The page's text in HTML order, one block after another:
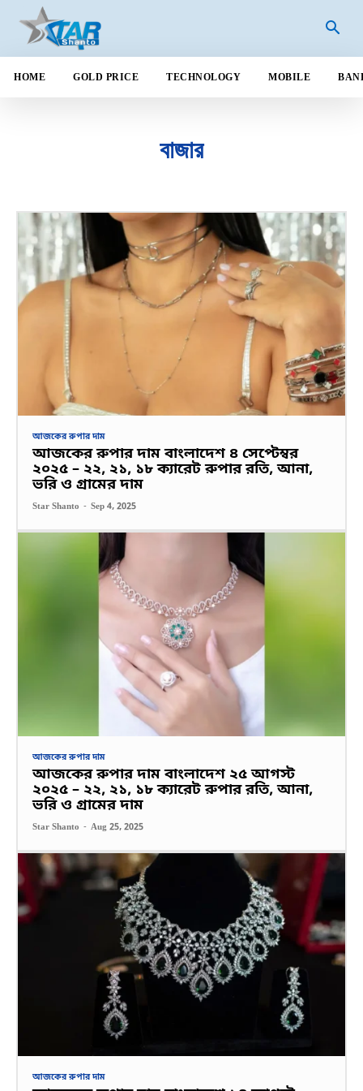
HOME GOLD PRICE TECHNOLOGY MOBILE
বাজার
আজকের রুপার দাম
আজকের রুপার দাম বাংলাদেশ ৪ সেপ্টেম্বর
২০২৫ – ২২, ২১, ১৮ ক্যারেট রুপার রতি, আনা,
ভরি ও গ্রামের দাম
Star Shanto - Sep 4, 2025
আজকের রুপার দাম
আজকের রুপার দাম বাংলাদেশ ২৫ আগস্ট
২০২৫ – ২২, ২১, ১৮ ক্যারেট রুপার রতি, আনা,
ভরি ও গ্রামের দাম
Star Shanto - Aug 25, 2025
আজকের রুপার দাম